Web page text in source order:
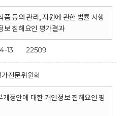
품 등의 관리, 지원에 관한 법률 시행
보 침해요인 평가결과
13 22509
전문위원회
개정안에 대한 개인정보 침해요인 평